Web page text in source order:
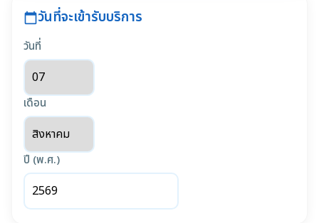
calendar_todayวันที่จะเข้ารับบริการ
วันที่
เดือน
ปี (พ.ศ.)